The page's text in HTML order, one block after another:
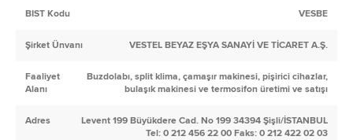
BIST Kodu VESBE
Şirket Ünvanı VESTEL BEYAZ EŞYA SANAYİ VE TİCARET A.Ş.
Faaliyet
Alanı
Buzdolabı, split klima, çamaşır makinesi, pişirici cihazlar,
bulaşık makinesi ve termosifon üretimi ve satışı
Adres
Levent 199 Büyükdere Cad. No 199 34394 Şişli/İSTANBUL
Tel: 0 212 456 22 00 Faks: 0 212 422 02 03